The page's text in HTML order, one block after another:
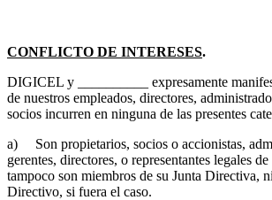
CONFLICTO DE INTERESES.
DIGICEL y __________ expresamente
de nuestros empleados, directores,
socios incurren en ninguna de las presentes
a) Son propietarios, socios o accionistas,
gerentes, directores, o representantes legales
tampoco son miembros de su Junta Directiva,
Directivo, si fuera el caso.